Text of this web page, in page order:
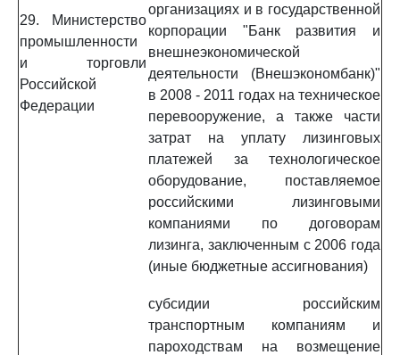
29. Министерство
промышленности
и торговли
Российской
Федерации
организациях и в государственной
корпорации "Банк развития и
внешнеэкономической
деятельности (Внешэкономбанк)"
в 2008 - 2011 годах на техническое
перевооружение, а также части
затрат на уплату лизинговых
платежей за технологическое
оборудование, поставляемое
российскими лизинговыми
компаниями по договорам
лизинга, заключенным с 2006 года
(иные бюджетные ассигнования)
субсидии российским
транспортным компаниям и
пароходствам на возмещение